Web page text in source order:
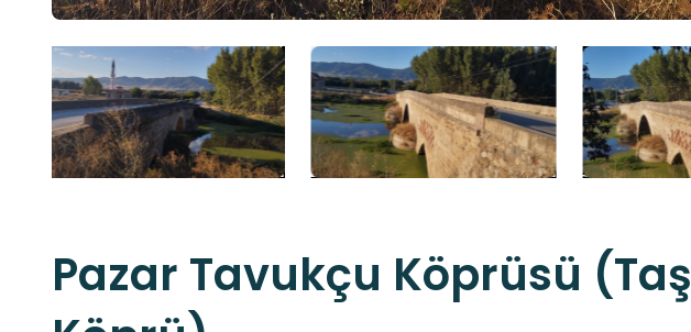
Pazar Tavukçu Köprüsü (Taş